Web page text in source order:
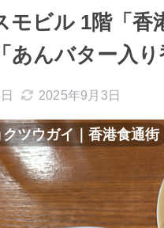
モビル 1階「香
あんバター入
2025年9月3日
ツウガイ｜香港食通街